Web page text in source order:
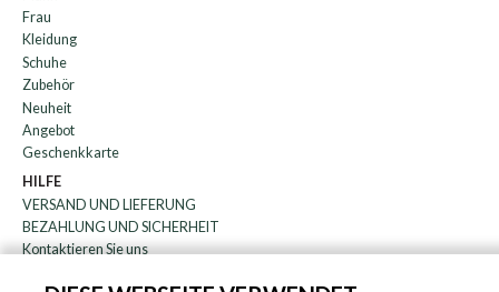
Frau
Kleidung
Schuhe
Zubehör
Neuheit
Angebot
Geschenkkarte
HILFE
VERSAND UND LIEFERUNG
BEZAHLUNG UND SICHERHEIT
Kontaktieren Sie uns